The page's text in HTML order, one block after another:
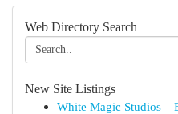
Web Directory Search
New Site Listings
White Magic Studios –